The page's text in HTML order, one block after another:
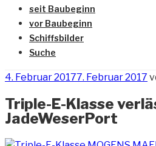
seit Baubeginn
vor Baubeginn
Schiffsbilder
Suche
Veröffentlicht
4. Februar 20177. Februar 2017
Triple-E-Klasse
JadeWeserPort